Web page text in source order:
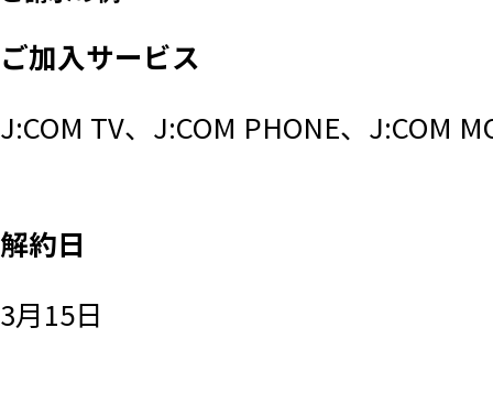
ご加入サービス
J:COM TV、J:COM PHONE、J:COM
解約日
3月15日